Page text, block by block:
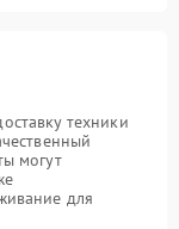
техники
могут
для